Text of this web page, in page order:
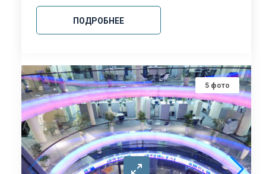
ПОДРОБНЕЕ
5 фото